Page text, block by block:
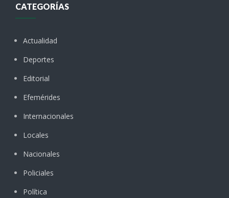
CATEGORÍAS
Actualidad
Deportes
Editorial
Efemérides
Internacionales
Locales
Nacionales
Policiales
Política